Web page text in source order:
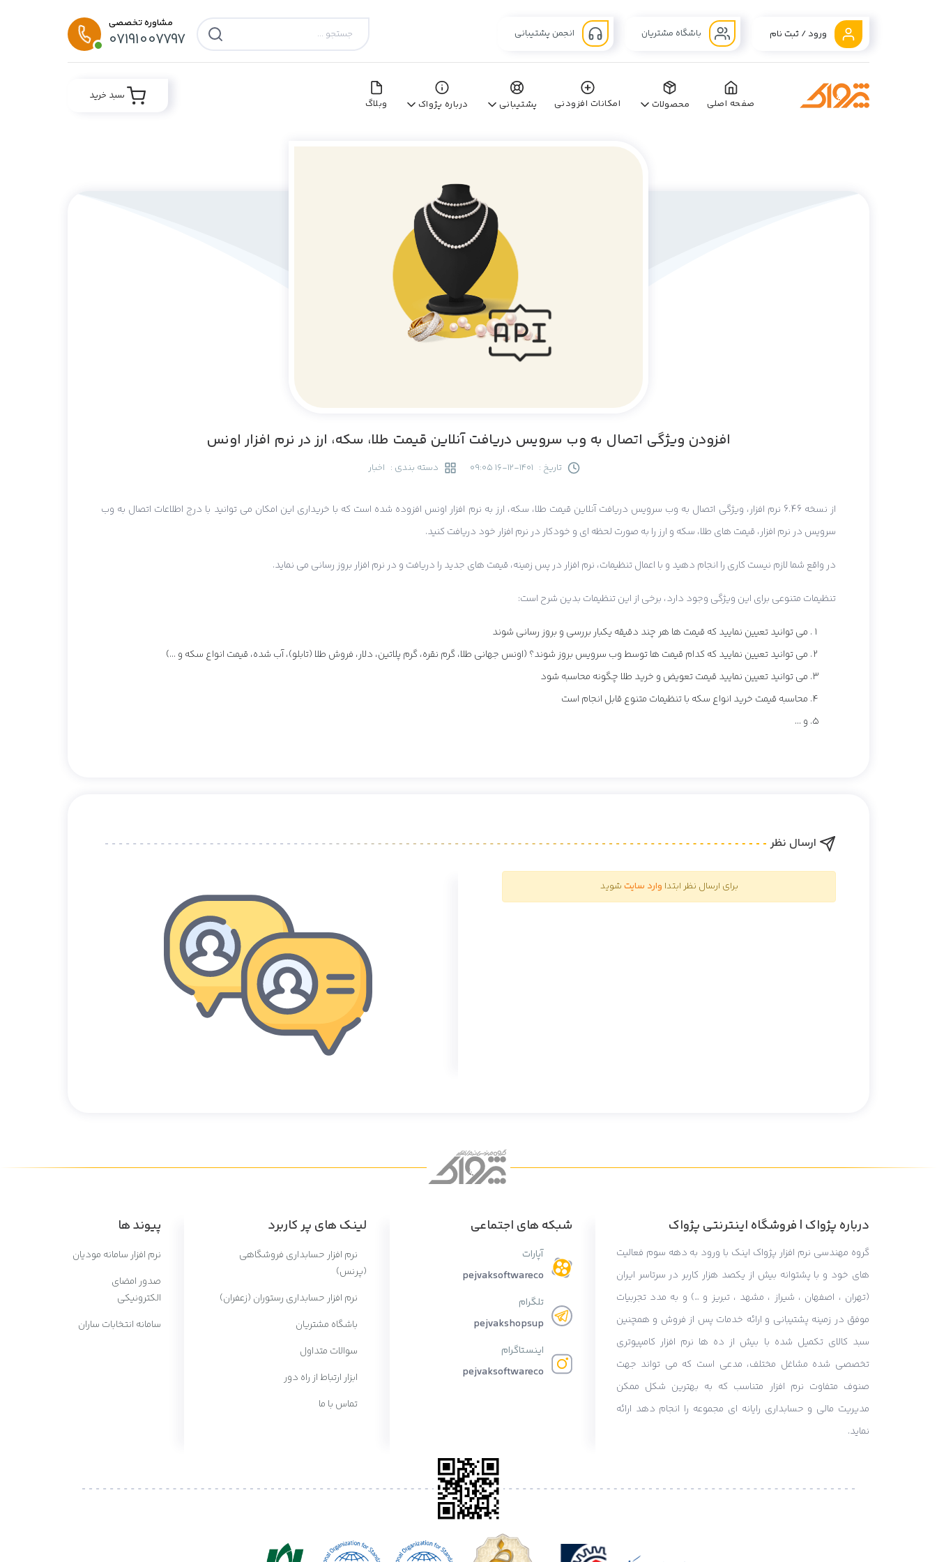
ورود / ثبت نام باشگاه مشتریان انجمن پشتیبانی
مشاوره تخصصی
07191007797
صفحه اصلی محصولات امکانات افزودنی پشتیبانی درباره پژواک وبلاگ
سبد خرید
افزودن ویژگی اتصال به وب سرویس دریافت آنلاین قیمت طلا، سکه، ارز در نرم افزار اونس
تاریخ : 1401-12-16 09:05 دسته بندی : اخبار
از نسخه 6.46 نرم افزار، ویژگی اتصال به وب سرویس دریافت آنلاین قیمت طلا، سکه، ارز به نرم افزار اونس افزوده شده است که با خریداری این امکان می توانید با درج اطلاعات اتصال به وب
سرویس در نرم افزار، قیمت های طلا، سکه و ارز را به صورت لحظه ای و خودکار در نرم افزار خود دریافت کنید.
در واقع شما لازم نیست کاری را انجام دهید و با اعمال تنظیمات، نرم افزار در پس زمینه، قیمت های جدید را دریافت و در نرم افزار بروز رسانی می نماید.
تنظیمات متنوعی برای این ویژگی وجود دارد، برخی از این تنظیمات بدین شرح است:
می توانید تعیین نمایید که قیمت ها هر چند دقیقه یکبار بررسی و بروز رسانی شوند
می توانید تعیین نمایید که کدام قیمت ها توسط وب سرویس بروز شوند؟ (اونس جهانی طلا، گرم نقره، گرم پلاتین، دلار، فروش طلا (تابلو)، آب شده، قیمت انواع سکه و ...)
می توانید تعیین نمایید قیمت تعویض و خرید طلا چگونه محاسبه شود
محاسبه قیمت خرید انواع سکه با تنظیمات متنوع قابل انجام است
و ...
ارسال نظر
برای ارسال نظر ابتدا وارد سایت شوید
درباره پژواک | فروشگاه اینترنتی پژواک
گروه مهندسی نرم افزار پژواک اینک با ورود به دهه سوم فعالیت
های خود و با پشتوانه بیش از یکصد هزار کاربر در سرتاسر ایران
(تهران ، اصفهان ، شیراز ، مشهد ، تبریز و …) و به مدد تجربیات
موفق در زمینه پشتیبانی و ارائه خدمات پس از فروش و همچنین
سبد کالای تکمیل شده با بیش از ده ها نرم افزار کامپیوتری
تخصصی شده مشاغل مختلف، مدعی است که می تواند جهت
صنوف متفاوت نرم افزار متناسب که به بهترین شکل ممکن
مدیریت مالی و حسابداری رایانه ای مجموعه را انجام دهد ارائه
نماید.
شبکه های اجتماعی
آپارات
pejvaksoftwareco
تلگرام
pejvakshopsup
اینستاگرام
pejvaksoftwareco
لینک های پر کاربرد
نرم افزار حسابداری فروشگاهی
(پرنس)
نرم افزار حسابداری رستوران (زعفران)
باشگاه مشتریان
سوالات متداول
ابزار ارتباط از راه دور
تماس با ما
پیوند ها
نرم افزار سامانه مودیان
صدور امضای
الکترونیکی
سامانه انتخابات ساران